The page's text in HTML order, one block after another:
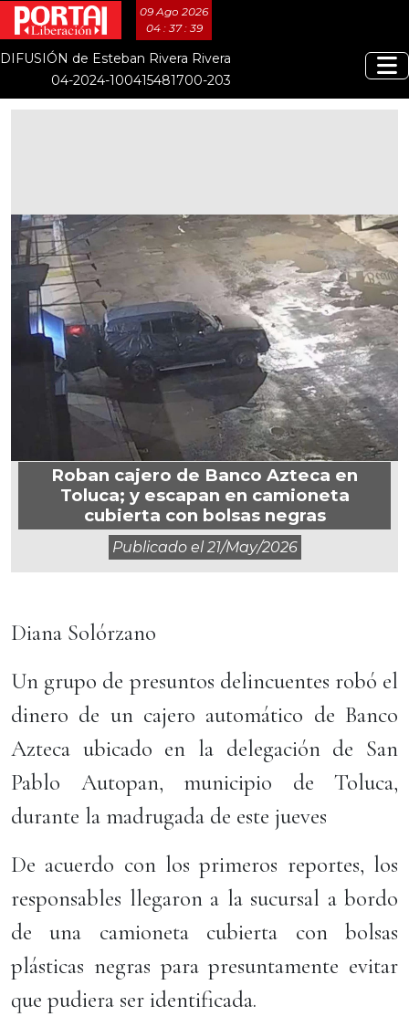
09 Ago 2026
04 : 37 : 39
DIFUSIÓN de Esteban Rivera Rivera
04-2024-100415481700-203
Roban cajero de Banco Azteca en
Toluca; y escapan en camioneta
cubierta con bolsas negras
Publicado el21/may/2026
Diana Solórzano
Un grupo de presuntos delincuentes robó el
dinero de un cajero automático de Banco
Azteca ubicado en la delegación de San
Pablo Autopan, municipio de Toluca,
durante la madrugada de este jueves
De acuerdo con los primeros reportes, los
responsables llegaron a la sucursal a bordo
de una camioneta cubierta con bolsas
plásticas negras para presuntamente evitar
que pudiera ser identificada.